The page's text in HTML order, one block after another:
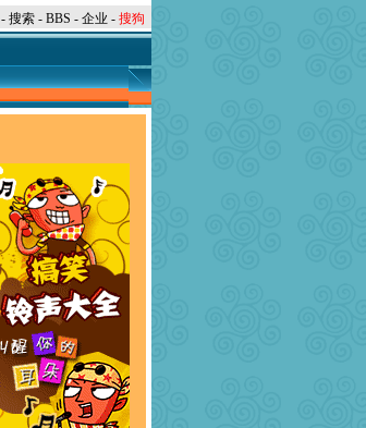
- 搜索 - BBS - 企业 - 搜狗